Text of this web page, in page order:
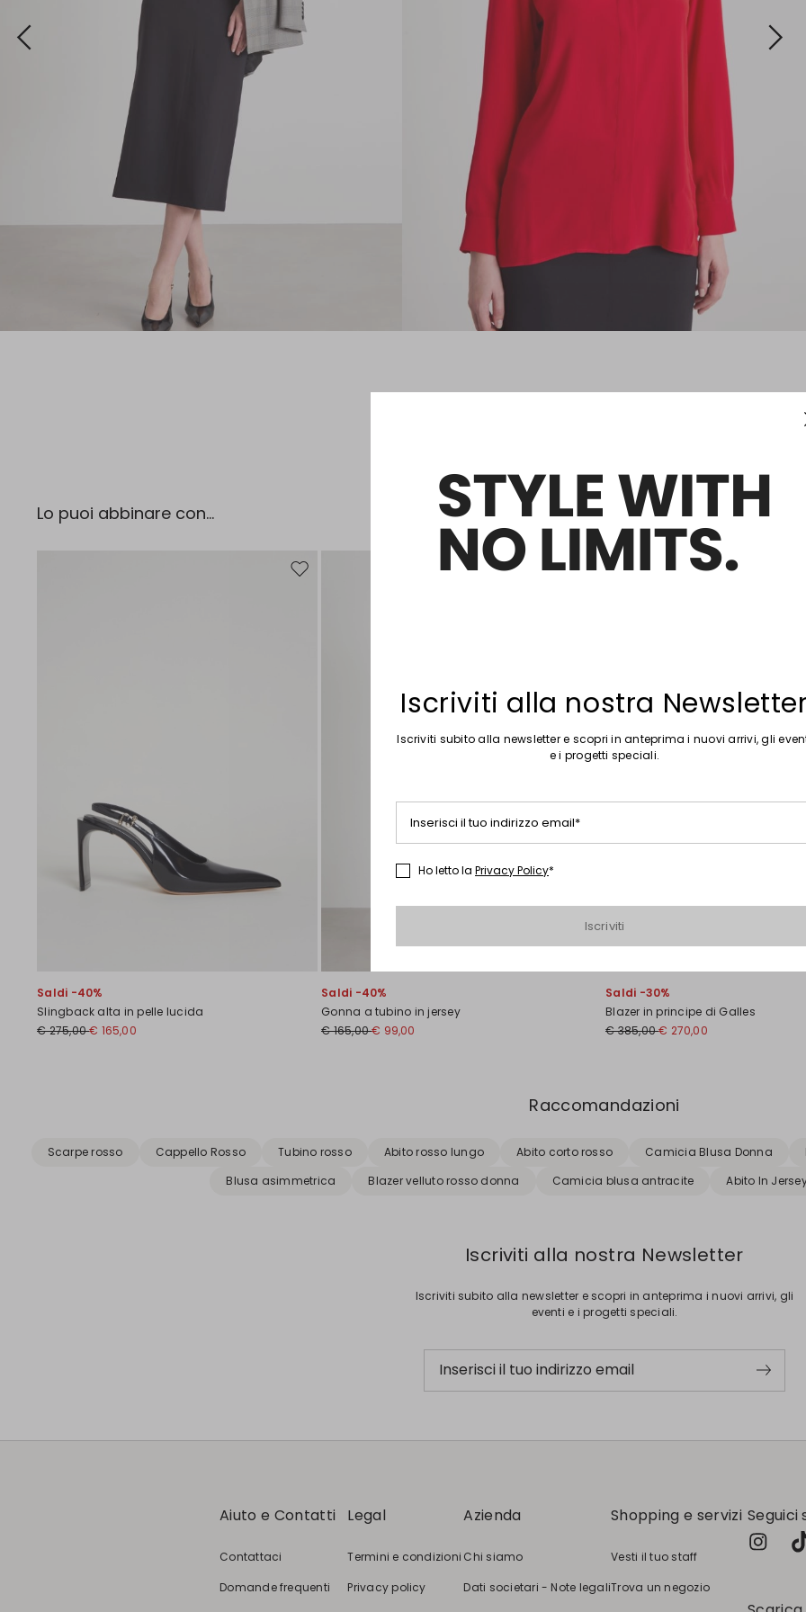
Lo puoi abbinare con...
Sposta nella wishlist
Saldi -40%
Slingback alta in pelle lucida
€ 275,00€ 165,00
Saldi -40%
Gonna a tubino in jersey
€ 165,00€ 99,00
Saldi -30%
Blazer in principe di Galles
€ 385,00€ 270,00
Raccomandazioni
Scarpe rosso Cappello Rosso Tubino rosso Abito rosso lungo Abito corto rosso Camicia Blusa Donna
Blusa asimmetrica
Blazer velluto rosso donna Camicia blusa antracite Abito In
Iscriviti alla nostra Newsletter
Iscriviti subito alla newsletter e scopri in anteprima i nuovi arrivi, gli
eventi e i progetti speciali.
Inserisci il tuo indirizzo email
Aiuto e Contatti
Contattaci
Domande frequenti
Legal
Termini e condizioni
Privacy policy
Azienda
Chi siamo
Dati societari - Note legali
Shopping e servizi
Vesti il tuo staff
Trova un negozio
Seguici
Iscriviti alla nostra Newsletter
Iscriviti subito alla newsletter e scopri in anteprima i nuovi arrivi, gli
e i progetti speciali.
Inserisci il tuo indirizzo email*
Ho letto la Privacy Policy*
Iscriviti